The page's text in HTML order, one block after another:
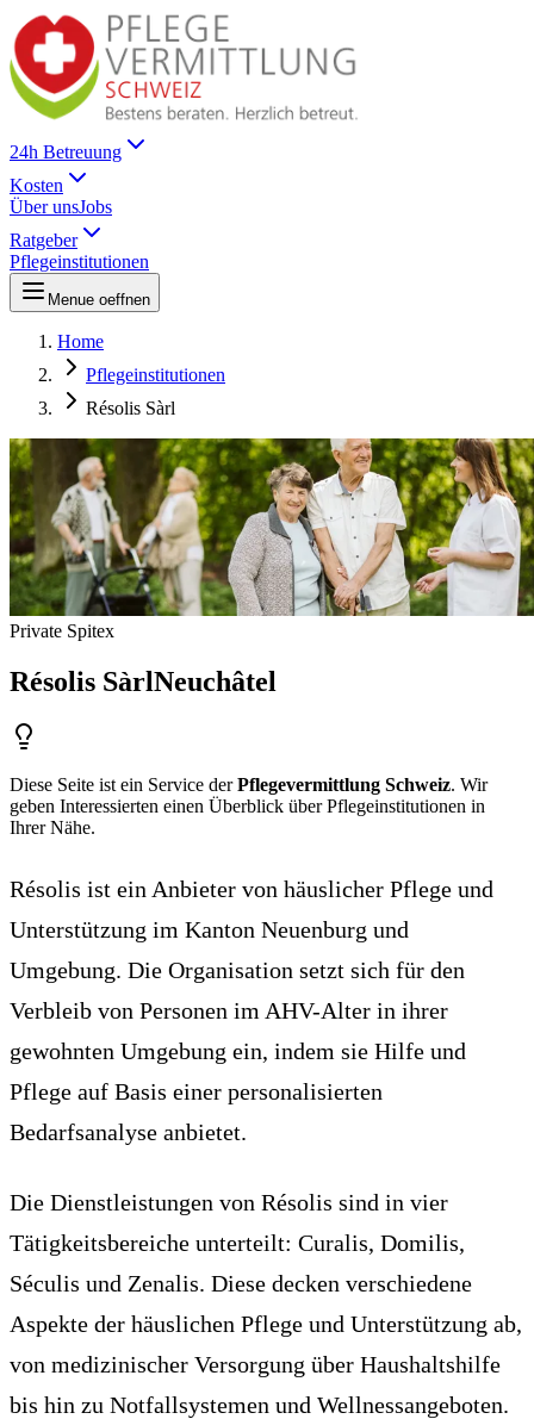
24h Betreuung
Kosten
Über unsJobs
Ratgeber
Pflegeinstitutionen
Menue oeffnen
Home
Pflegeinstitutionen
Résolis Sàrl
Private Spitex
Résolis SàrlNeuchâtel
Diese Seite ist ein Service derPflegevermittlung Schweiz. Wir
geben Interessierten einen Überblick über Pflegeinstitutionen in
Ihrer Nähe.
Résolis ist ein Anbieter von häuslicher Pflege und
Unterstützung im Kanton Neuenburg und
Umgebung. Die Organisation setzt sich für den
Verbleib von Personen im AHV-Alter in ihrer
gewohnten Umgebung ein, indem sie Hilfe und
Pflege auf Basis einer personalisierten
Bedarfsanalyse anbietet.
Die Dienstleistungen von Résolis sind in vier
Tätigkeitsbereiche unterteilt: Curalis, Domilis,
Séculis und Zenalis. Diese decken verschiedene
Aspekte der häuslichen Pflege und Unterstützung ab,
von medizinischer Versorgung über Haushaltshilfe
bis hin zu Notfallsystemen und Wellnessangeboten.